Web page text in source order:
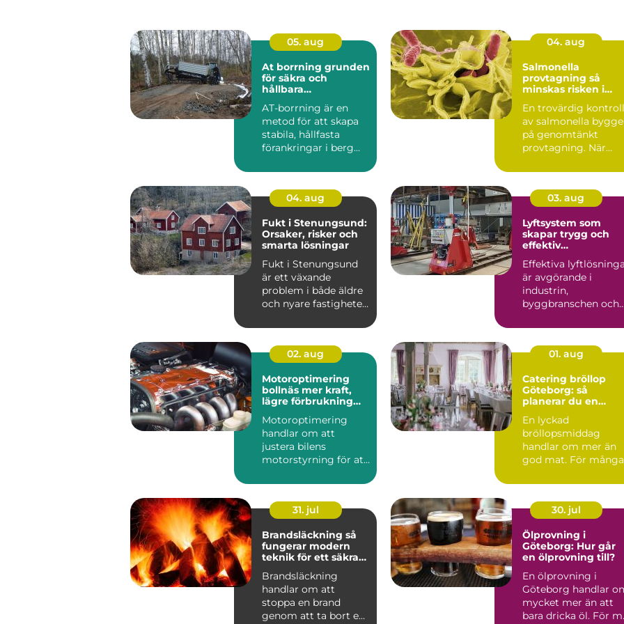
05. aug
At borrning grunden
för säkra och
hållbara
AT-borrning är en
metod för att skapa
stabila, hållfasta
förankringar i berg
anvä...
04. aug
Salmonella
provtagning så
minskas risken i
En trovärdig kontroll
av salmonella
på genomtänkt
provtagning. När
i...
04. aug
Fukt i Stenungsund:
Orsaker, risker och
smarta lösningar
Fukt i Stenungsund
är ett växande
problem i både äldre
och nyare fastigheter,
03. aug
Lyftsystem som
skapar trygg och
effektiv
Effektiva
är avgörande i
industrin,
byggbranschen och
02. aug
Motoroptimering
bollnäs mer kraft,
lägre förbrukning
Motoroptimering
handlar om att
justera bilens
motorstyrning för att
gasrespons ...
01. aug
Catering bröllop
Göteborg: så
planerar du en
bröllopsmiddag
En lyckad
bröllopsmiddag
handlar om mer än
god mat. För många
31. jul
Brandsläckning så
fungerar modern
teknik för ett säkrare
Brandsläckning
handlar om att
stoppa en brand
genom att ta bort en
30. jul
Ölprovning i
Göteborg: Hur går
en ölprovning till?
En ölprovning i
Göteborg handlar
mycket mer än att
bara dricka öl. För